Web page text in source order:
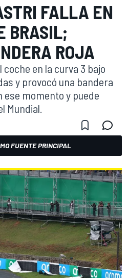
FALLA EN
BRASIL;
ROJA
en la curva 3 bajo
y provocó una bandera
ese momento y puede
Mundial.
FUENTE PRINCIPAL